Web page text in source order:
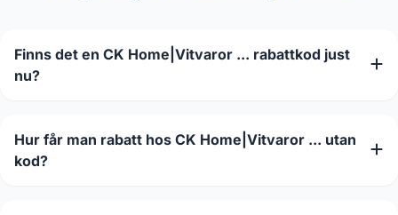
Finns det en CK Home|Vitvaror ... rabattkod just
nu?
Hur får man rabatt hos CK Home|Vitvaror ... utan
kod?